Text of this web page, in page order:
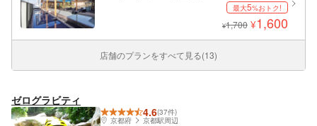
最大5%おトク!
¥1,700 ¥1,600
店舗のプランをすべて見る(13)
ゼログラビティ
4.6(37件)
京都府
京都駅周辺